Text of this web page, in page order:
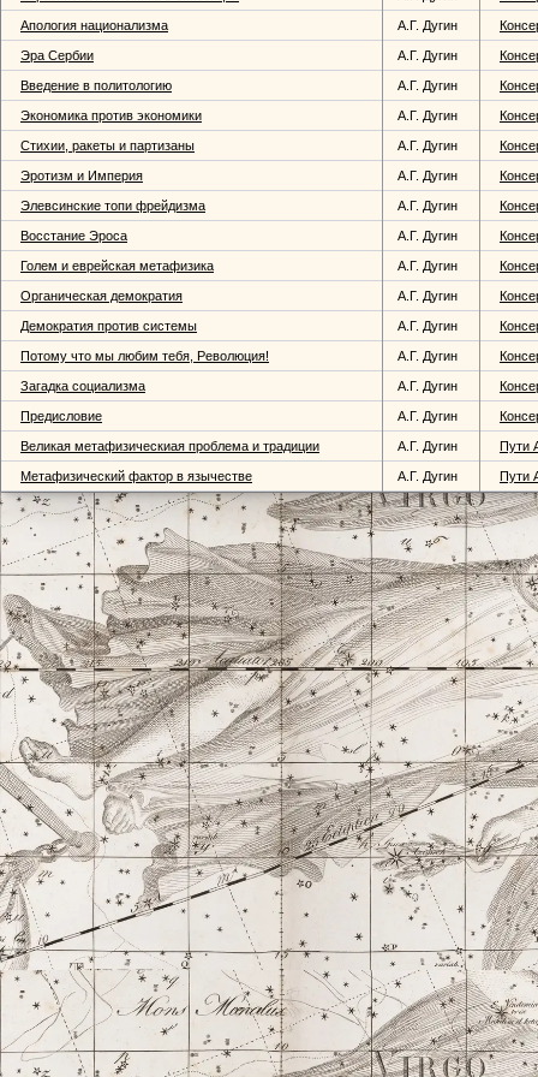
Апология национализма А.Г. Дугин
Эра Сербии А.Г. Дугин
Введение в политологию А.Г. Дугин
Экономика против экономики А.Г. Дугин
Стихии, ракеты и партизаны А.Г. Дугин
Эротизм и Империя А.Г. Дугин
Элевсинские топи фрейдизма А.Г. Дугин
Восстание Эроса А.Г. Дугин
Голем и еврейская метафизика А.Г. Дугин
Органическая демократия А.Г. Дугин
Демократия против системы А.Г. Дугин
Потому что мы любим тебя, Революция! А.Г. Дугин
Загадка социализма А.Г. Дугин
Предисловие А.Г. Дугин
Великая метафизическиая проблема и традиции А.Г. Дугин Пути
Метафизический фактор в язычестве А.Г. Дугин Пути